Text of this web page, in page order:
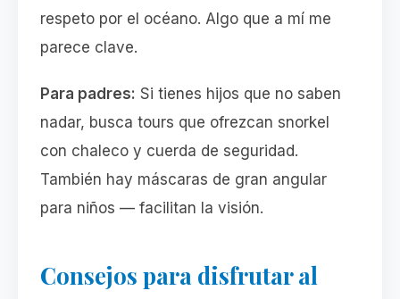
respeto por el océano. Algo que a mí me
parece clave.
Para padres: Si tienes hijos que no saben
nadar, busca tours que ofrezcan snorkel
con chaleco y cuerda de seguridad.
También hay máscaras de gran angular
para niños — facilitan la visión.
Consejos para disfrutar al